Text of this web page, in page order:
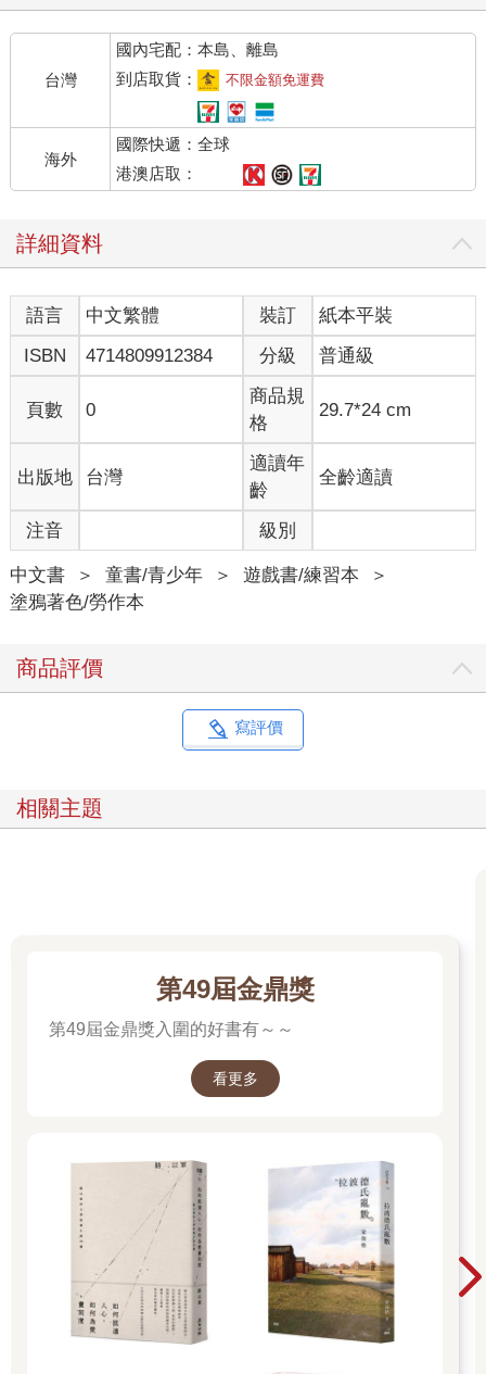
台灣
國內宅配：本島、離島
到店取貨：
不限金額免運費
海外
國際快遞：全球
港澳店取：
詳細資料
語言 中文繁體 裝訂
紙本平裝
ISBN
4714809912384 分級 普通級
頁數 0
商品規
格
29.7*24 cm
出版地 台灣
適讀年
齡
全齡適讀
注音 級別
中文書 ＞ 童書/青少年 ＞ 遊戲書/練習本
＞
塗鴉著色/勞作本
商品評價
寫評價
相關主題
第49屆金鼎獎
第49屆金鼎獎入圍的好書有～～
看更多